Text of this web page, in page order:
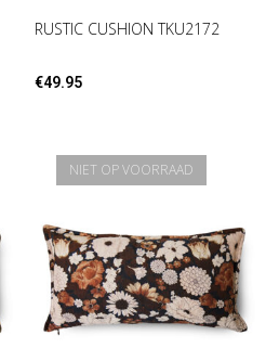
RUSTIC CUSHION TKU2172
€49.95
NIET OP VOORRAAD